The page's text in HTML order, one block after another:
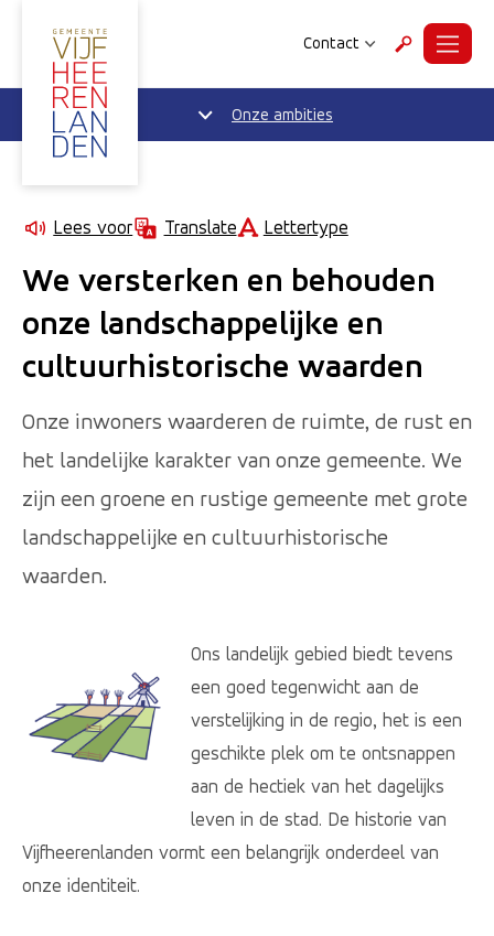
Contact ZoekenMenu
Onze ambities
Lees voor Translate Lettertype
We versterken en behouden
onze landschappelijke en
cultuurhistorische waarden
Onze inwoners waarderen de ruimte, de rust en
het landelijke karakter van onze gemeente. We
zijn een groene en rustige gemeente met grote
landschappelijke en cultuurhistorische
waarden.
Ons landelijk gebied biedt tevens
een goed tegenwicht aan de
verstelijking in de regio, het is een
geschikte plek om te ontsnappen
aan de hectiek van het dagelijks
leven in de stad. De historie van
Vijfheerenlanden vormt een belangrijk onderdeel van
onze identiteit.